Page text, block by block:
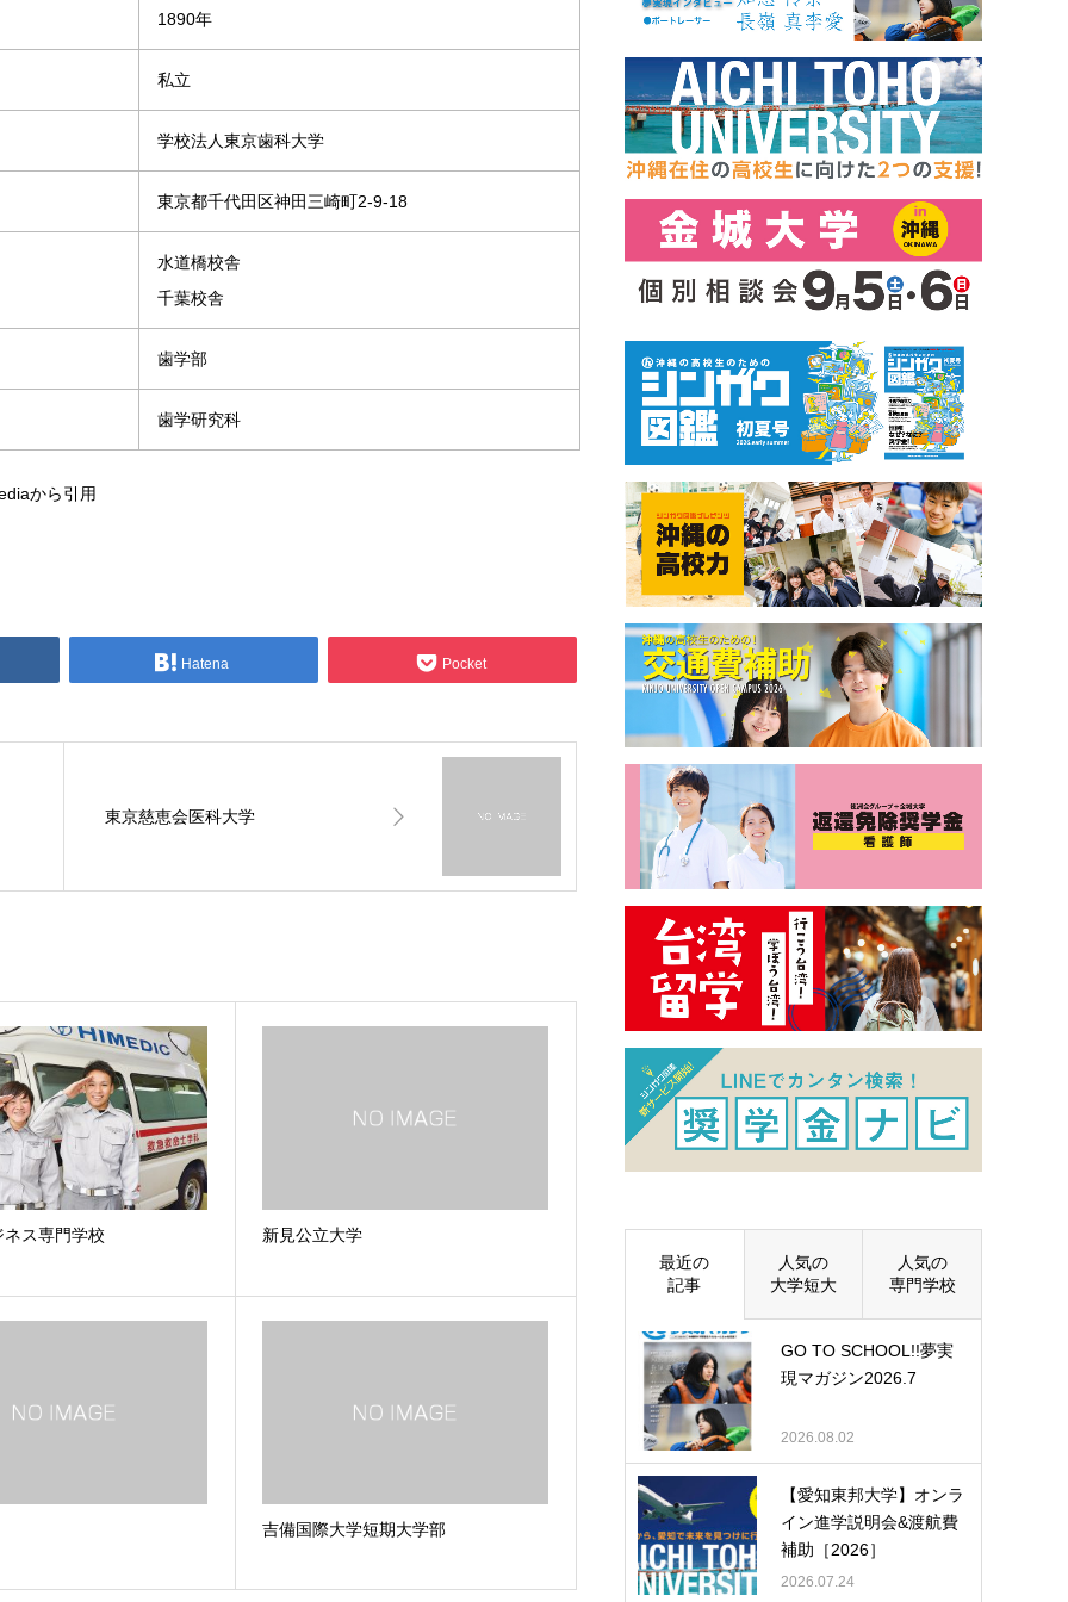
1890年
私立
学校法人東京歯科大学
東京都千代田区神田三崎町2-9-18
水道橋校舎
千葉校舎
歯学部
歯学研究科
から引用
Hatena Pocket
東京慈恵会医科大学
ス専門学校 新見公立大学
吉備国際大学短期大学部
最近の
記事
人気の
大学短大
人気の
専門学校
GO TO SCHOOL!!夢実
現マガジン2026.7
2026.08.02
【愛知東邦大学】オンラ
イン進学説明会&渡航費
補助［2026］
2026.07.24